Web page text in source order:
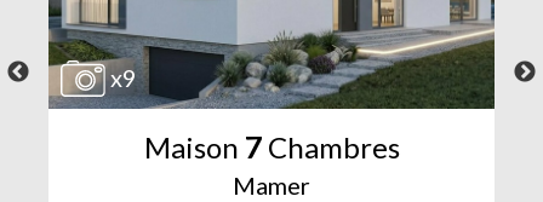
x9
Maison 7Chambres
Mamer